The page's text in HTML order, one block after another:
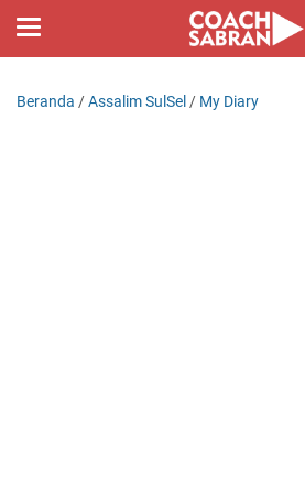
Beranda /Assalim SulSel / My Diary